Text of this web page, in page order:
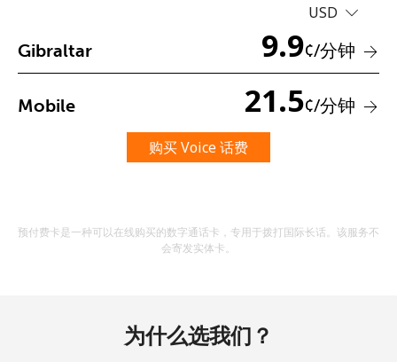
一个大写字母和一个小写字母
请保持联系，以便享受我们绝佳的优惠活动。
USD
Gibraltar 9.9¢/分钟
Mobile 21.5¢/分钟
购买 Voice 话费
预付费卡是一种可以在线购买的数字通话卡，专用于拨打国际长话。该服务不
会寄发实体卡。
为什么选我们？